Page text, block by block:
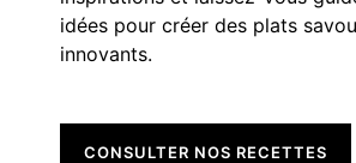
idées pour créer des plats
innovants.
CONSULTER NOS RECETTES